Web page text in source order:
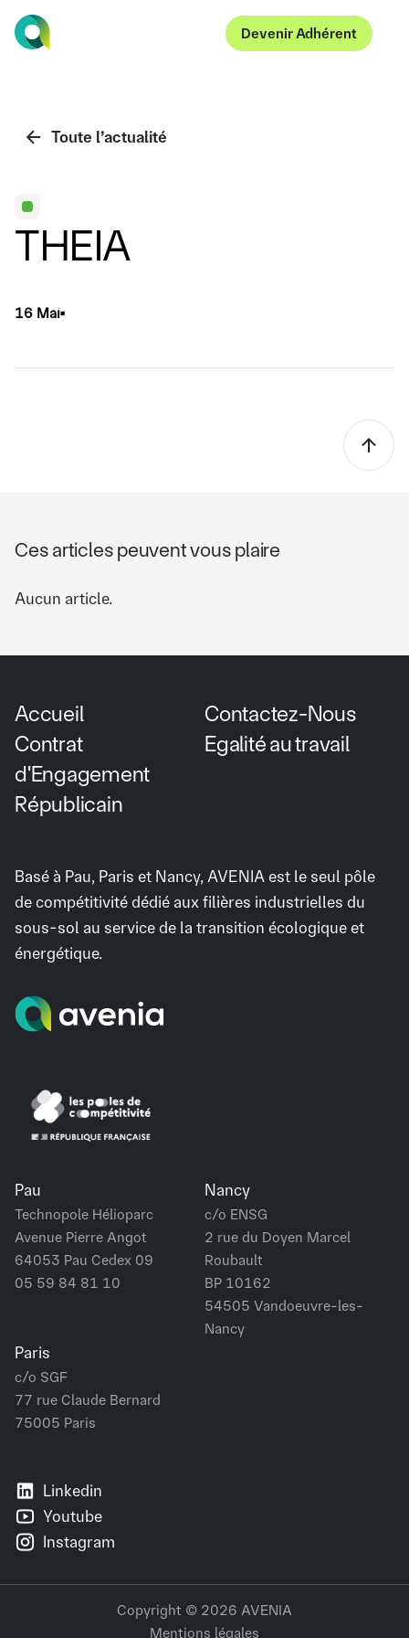
Devenir Adhérent
Toute l’actualité
THEIA
16 Mai▪
Ces articles peuvent vous plaire
Aucun article.
Accueil
Contactez-Nous
Contrat
d'Engagement
Républicain
Egalité au travail
Basé à Pau, Paris et Nancy, AVENIA est le seul pôle
de compétitivité dédié aux filières industrielles du
sous-sol au service de la transition écologique et
énergétique.
Pau
Technopole Hélioparc
Avenue Pierre Angot
64053 Pau Cedex 09
05 59 84 81 10
Nancy
c/o ENSG
2 rue du Doyen Marcel
Roubault
BP 10162
54505 Vandoeuvre-les-
Nancy
Paris
c/o SGF
77 rue Claude Bernard
75005 Paris
Linkedin
Youtube
Instagram
Copyright © 2026 AVENIA
Mentions légales